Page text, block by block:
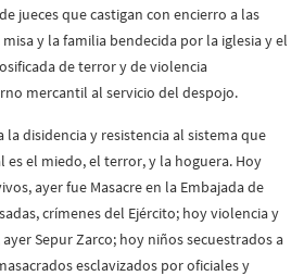
jueces que castigan con encierro a las
y la familia bendecida por la iglesia y el
de terror y de violencia
mercantil al servicio del despojo.
la disidencia y resistencia al sistema que
es el miedo, el terror, y la hoguera. Hoy
ayer fue Masacre en la Embajada de
crímenes del Ejército; hoy violencia y
Sepur Zarco; hoy niños secuestrados a
esclavizados por oficiales y